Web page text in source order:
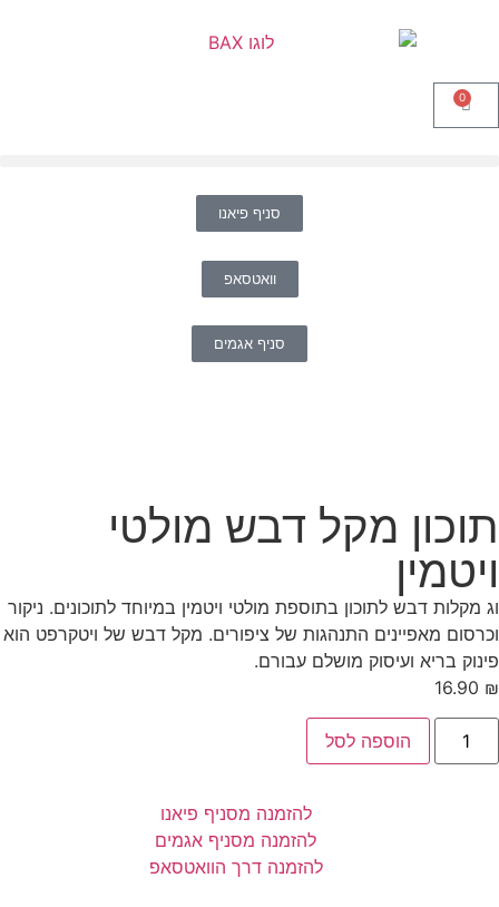
0
סניף פיאנו
וואטסאפ
סניף אגמים
תוכון מקל דבש מולטי
ויטמין
וג מקלות דבש לתוכון בתוספת מולטי ויטמין במיוחד לתוכונים. ניקור
וכרסום מאפיינים התנהגות של ציפורים. מקל דבש של ויטקרפט הוא
פינוק בריא ועיסוק מושלם עבורם.
16.90 ₪
הוספה לסל
להזמנה מסניף פיאנו
להזמנה מסניף אגמים
להזמנה דרך הוואטסאפ